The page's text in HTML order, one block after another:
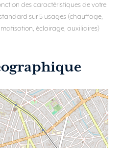
des caractéristiques de votre
sur 5 usages (chauffage,
éclairage, auxiliaires)